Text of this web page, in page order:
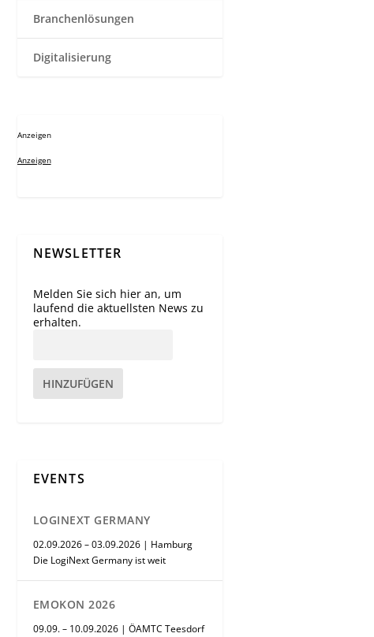
Branchenlösungen
Digitalisierung
Anzeigen
Anzeigen
NEWSLETTER
Melden Sie sich hier an, um
laufend die aktuellsten News zu
erhalten.
HINZUFÜGEN
EVENTS
LOGINEXT GERMANY
02.09.2026 – 03.09.2026 | Hamburg
Die LogiNext Germany ist weit
EMOKON 2026
09.09. – 10.09.2026 | ÖAMTC Teesdorf